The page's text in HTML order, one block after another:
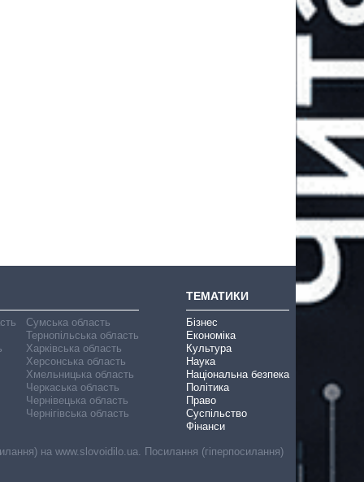
Сумська область
Тернопільська область
Харківська область
Херсонська область
Хмельницька область
Черкаська область
Чернівецька область
Чернігівська область
ТЕМАТИКИ
Бізнес
Економіка
Культура
Наука
Національна безпека
Політика
Право
Суспільство
Фінанси
на www.slovoidilo.ua. Посилання (гіперпосилання)